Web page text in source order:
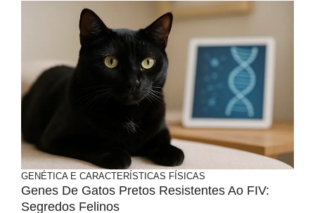
GENÉTICA E CARACTERÍSTICAS FÍSICAS
Genes De Gatos Pretos Resistentes Ao FIV:
Segredos Felinos